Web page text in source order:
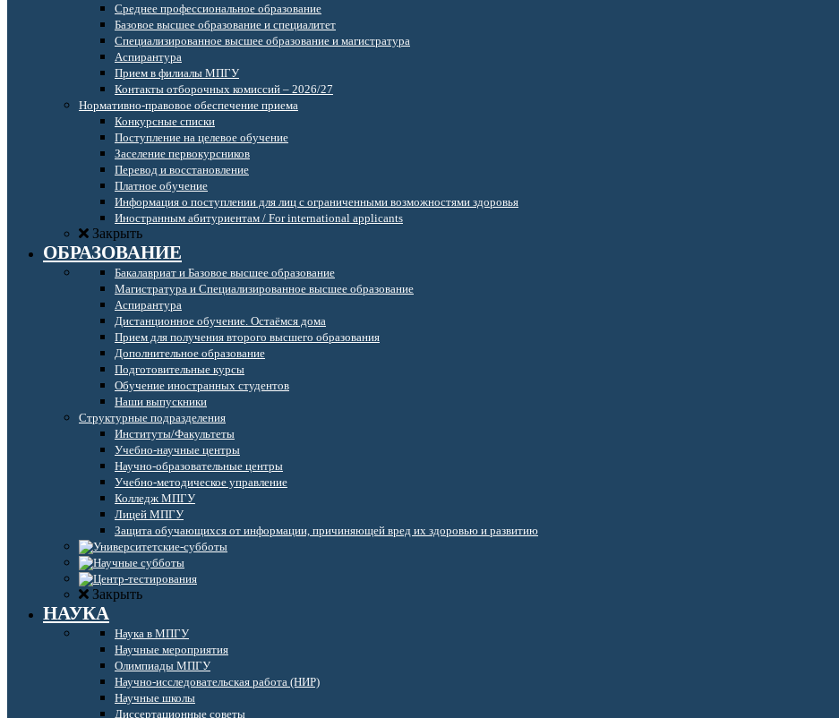
Среднее профессиональное образование
Базовое высшее образование и специалитет
Специализированное высшее образование и магистратура
Аспирантура
Прием в филиалы МПГУ
Контакты отборочных комиссий – 2026/27
Нормативно-правовое обеспечение приема
Конкурсные списки
Поступление на целевое обучение
Заселение первокурсников
Перевод и восстановление
Платное обучение
Информация о поступлении для лиц с ограниченными возможностями здоровья
Иностранным абитуриентам / For international applicants
Закрыть
ОБРАЗОВАНИЕ
Бакалавриат и Базовое высшее образование
Магистратура и Специализированное высшее образование
Аспирантура
Дистанционное обучение. Остаёмся дома
Прием для получения второго высшего образования
Дополнительное образование
Подготовительные курсы
Обучение иностранных студентов
Наши выпускники
Структурные подразделения
Институты/Факультеты
Учебно-научные центры
Научно-образовательные центры
Учебно-методическое управление
Колледж МПГУ
Лицей МПГУ
Защита обучающихся от информации, причиняющей вред их здоровью и развитию
Закрыть
НАУКА
Наука в МПГУ
Научные мероприятия
Олимпиады МПГУ
Научно-исследовательская работа (НИР)
Научные школы
Диссертационные советы